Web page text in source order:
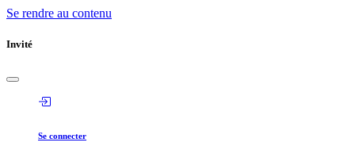
Se rendre au contenu
Invité
Se connecter